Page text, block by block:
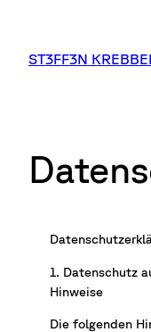
springen
ST3FF3N
1. Datenschutz
Hinweise
Die folgenden